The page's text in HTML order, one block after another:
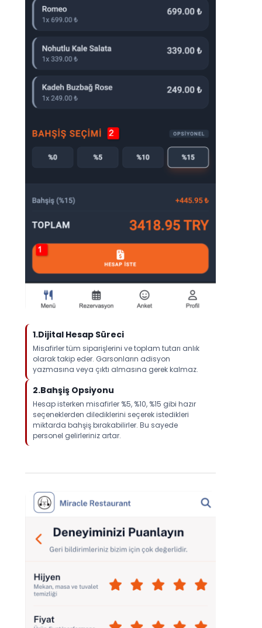
1.Dijital Hesap Süreci
Misafirler tüm siparişlerini ve toplam tutarı anlık
olarak takip eder. Garsonların adisyon
yazmasına veya çıktı almasına gerek kalmaz.
2.Bahşiş Opsiyonu
Hesap isterken misafirler %5, %10, %15 gibi hazır
seçeneklerden dilediklerini seçerek istedikleri
miktarda bahşiş bırakabilirler. Bu sayede
personel gelirleriniz artar.